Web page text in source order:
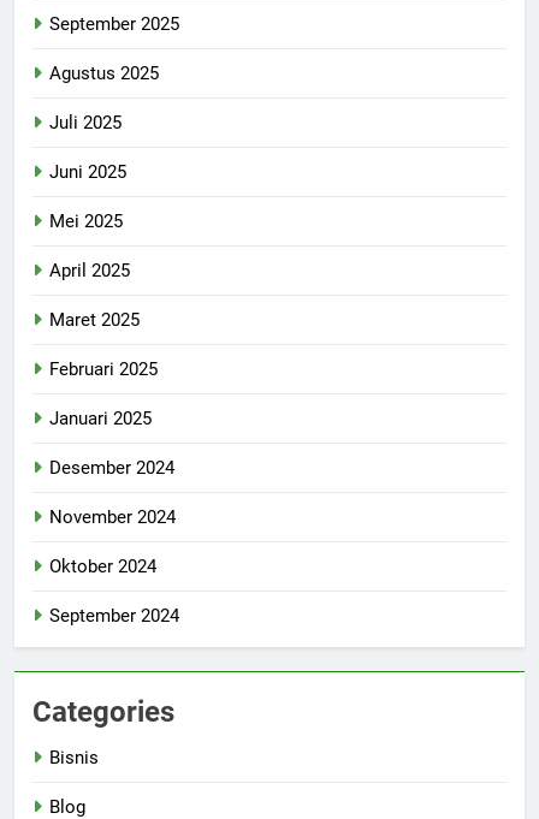
September 2025
Agustus 2025
Juli 2025
Juni 2025
Mei 2025
April 2025
Maret 2025
Februari 2025
Januari 2025
Desember 2024
November 2024
Oktober 2024
September 2024
Categories
Bisnis
Blog